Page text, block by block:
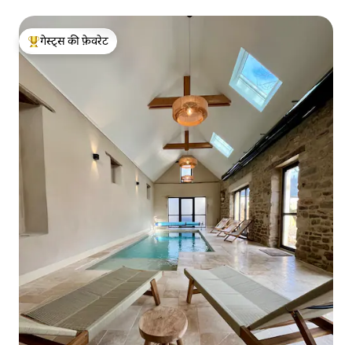
गेस्ट्स का टॉप फ़ेवरेट
गेस्ट्स की फ़ेवरेट